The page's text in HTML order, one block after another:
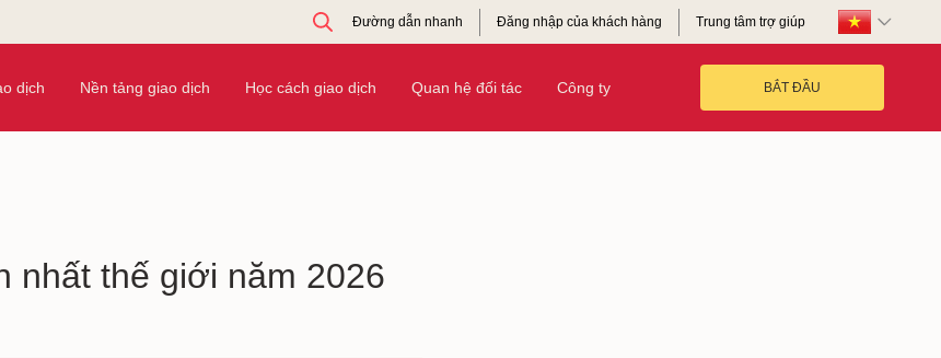
Đường dẫn nhanh Đăng nhập của khách hàng Trung tâm trợ giúp
dịch Nền tảng giao dịch Học cách giao dịch Quan hệ đối tác Công ty BẮT ĐẦU
nhất thế giới năm 2026